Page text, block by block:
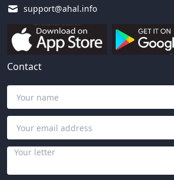
support@ahal.info
Contact